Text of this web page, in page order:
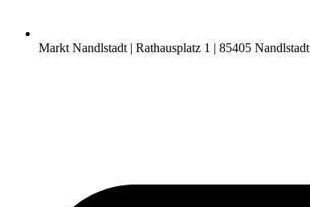
Markt Nandlstadt | Rathausplatz 1 | 85405 Nandlstadt